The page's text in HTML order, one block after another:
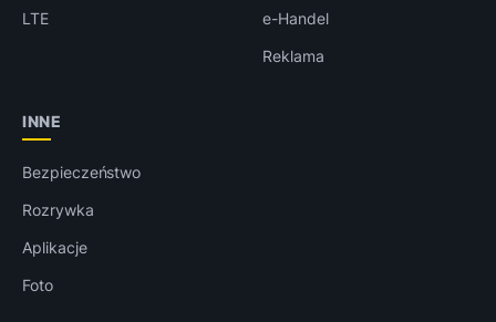
LTE
e-Handel
Reklama
INNE
Bezpieczeństwo
Rozrywka
Aplikacje
Foto